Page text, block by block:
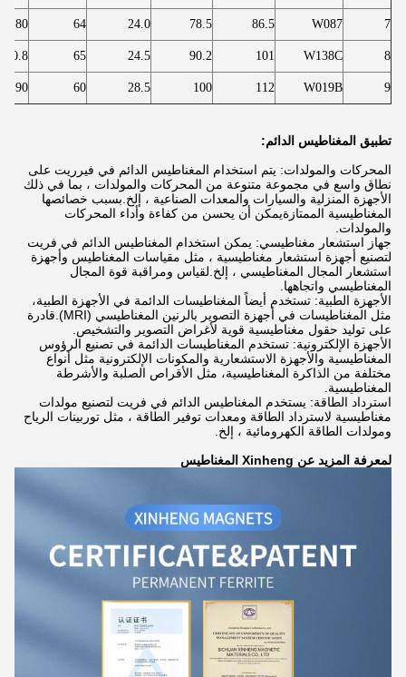
7
W087
86.5
78.5
24.0
64
7.80
8
W138C
101
90.2
24.5
65
10.8
9
W019B
112
100
28.5
60
11.90
تطبيق المغناطيس الدائم:
المحركات والمولدات: يتم استخدام المغناطيس الدائم في فيرريت على
نطاق واسع في مجموعة متنوعة من المحركات والمولدات ، بما في ذلك
الأجهزة المنزلية والسيارات والمعدات الصناعية ، إلخ.بسبب خصائصها
المغناطيسية الممتازةيمكن أن يحسن من كفاءة وأداء المحركات
والمولدات.
جهاز استشعار مغناطيسي: يمكن استخدام المغناطيس الدائم في فريت
لتصنيع أجهزة استشعار مغناطيسية ، مثل مقياسات المغناطيس وأجهزة
استشعار المجال المغناطيسي ، إلخ.لقياس ومراقبة قوة المجال
المغناطيسي واتجاهها.
الأجهزة الطبية: تستخدم أيضاً المغناطيسات الدائمة في الأجهزة الطبية،
مثل المغناطيسات في أجهزة التصوير بالرنين المغناطيسي (MRI).قادرة
على توليد حقول مغناطيسية قوية لأغراض التصوير والتشخيص.
الأجهزة الإلكترونية: تستخدم المغناطيسات الدائمة في تصنيع الرؤوس
المغناطيسية والأجهزة الاستشعارية والمكونات الإلكترونية مثل أنواع
مختلفة من الذاكرة المغناطيسية، مثل الأقراص الصلبة والأشرطة
المغناطيسية.
استرداد الطاقة: يستخدم المغناطيس الدائم في فريت لتصنيع مولدات
مغناطيسية لاسترداد الطاقة ومعدات توفير الطاقة ، مثل توربينات الرياح
ومولدات الطاقة الكهرومائية ، إلخ.
لمعرفة المزيد عن Xinheng المغناطيس